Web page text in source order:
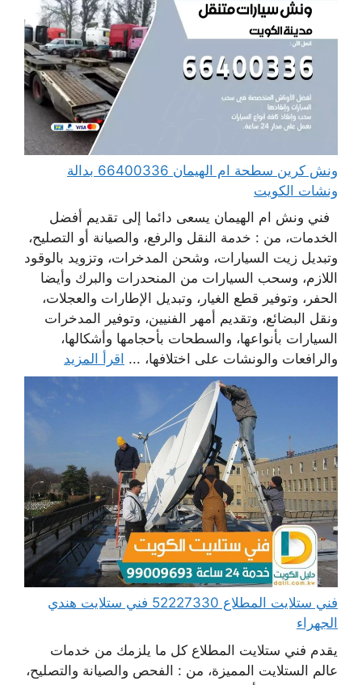
ونش كرين سطحة ام الهيمان 66400336 بدالة
ونشات الكويت
فني ونش ام الهيمان يسعى دائما إلى تقديم أفضل
الخدمات، من : خدمة النقل والرفع، والصيانة أو التصليح،
وتبديل زيت السيارات، وشحن المدخرات، وتزويد بالوقود
اللازم، وسحب السيارات من المنحدرات والبرك وأيضا
الحفر، وتوفير قطع الغيار، وتبديل الإطارات والعجلات،
ونقل البضائع، وتقديم أمهر الفنيين، وتوفير المدخرات
السيارات بأنواعها، والسطحات بأحجامها وأشكالها،
والرافعات والونشات على اختلافها، ... اقرأ المزيد
فني ستلايت المطلاع 52227330 فني ستلايت هندي
الجهراء
يقدم فني ستلايت المطلاع كل ما يلزمك من خدمات
عالم الستلايت المميزة، من : الفحص والصيانة والتصليح،